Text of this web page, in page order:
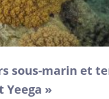
sous-marin et
Yeega »